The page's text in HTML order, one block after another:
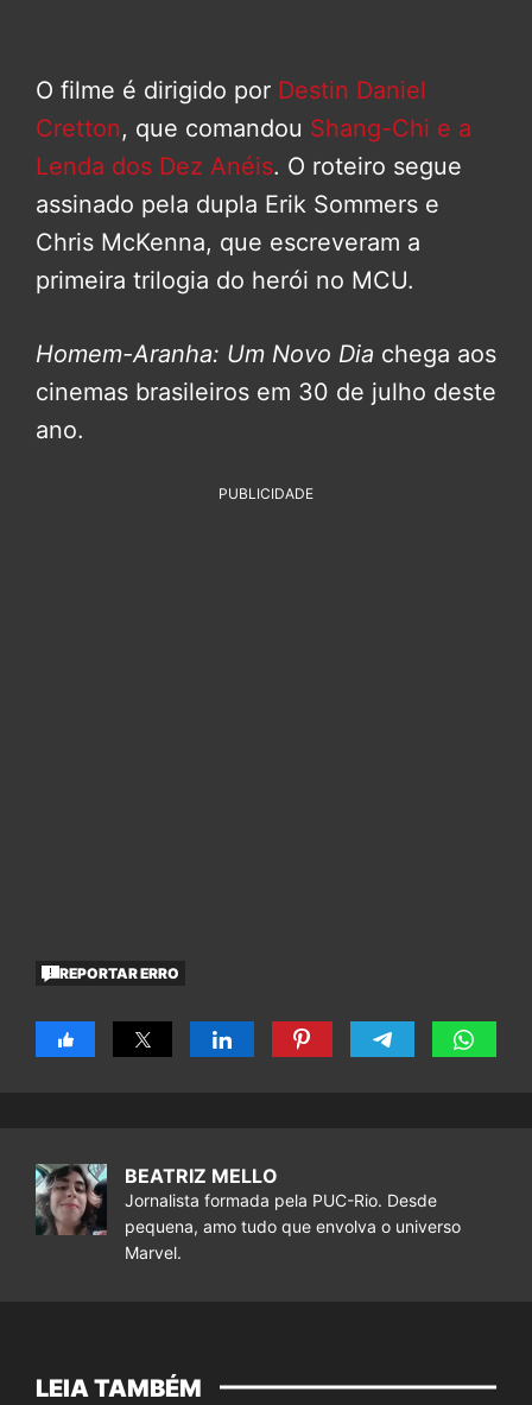
O filme é dirigido por Destin Daniel
Cretton, que comandou Shang-Chi e a
Lenda dos Dez Anéis. O roteiro segue
assinado pela dupla Erik Sommers e
Chris McKenna, que escreveram a
primeira trilogia do herói no MCU.
Homem-Aranha: Um Novo Dia chega aos
cinemas brasileiros em 30 de julho deste
ano.
PUBLICIDADE
REPORTAR ERRO
BEATRIZ MELLO
Jornalista formada pela PUC-Rio. Desde
pequena, amo tudo que envolva o universo
Marvel.
LEIA TAMBÉM